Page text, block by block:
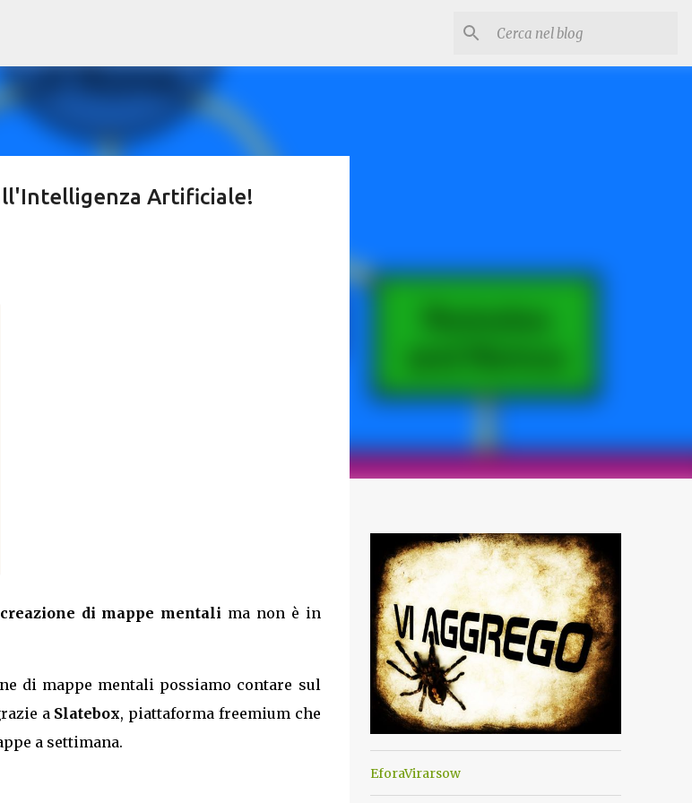
Artificiale!
creazione di mappe mentali ma non è in
di mappe mentali possiamo contare sul
a Slatebox, piattaforma freemium che
a settimana.
EforaVirarsow